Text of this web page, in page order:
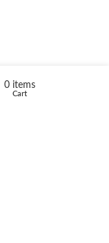
0 items
Cart